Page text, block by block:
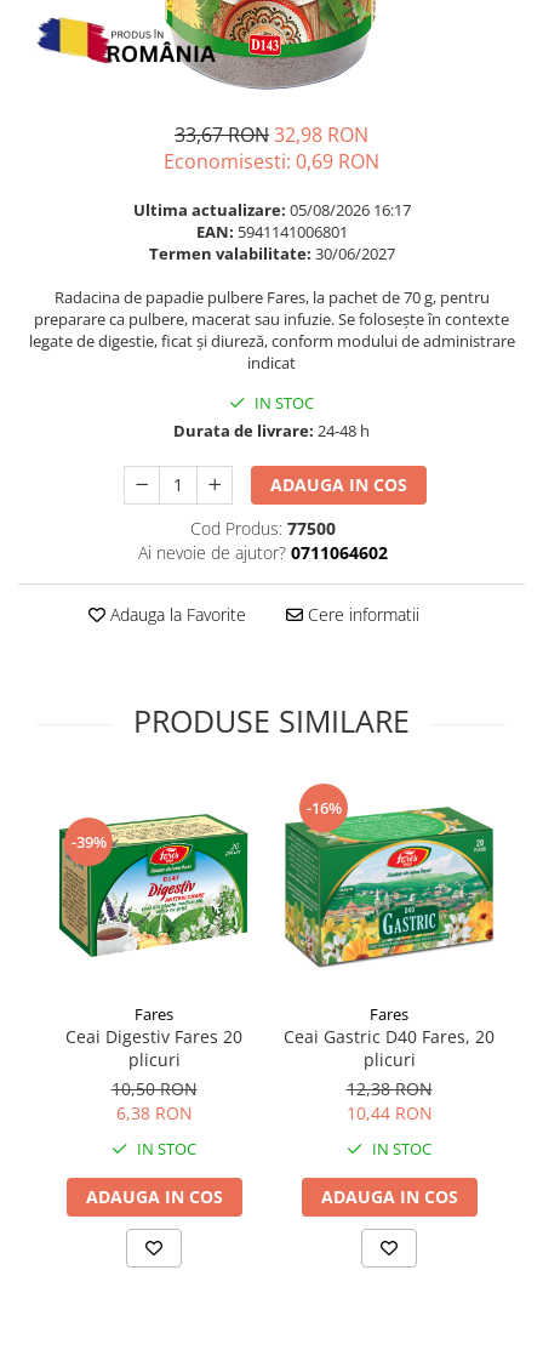
Omega 3
Slabire si control greutate
Somn stres si anxietate
Supliment Calciu
Supliment Vitamina B
Supliment Vitamina C
Supliment Vitamina D3
Supliment Vitamina E
Tuse gat si respiratie
Ingrijire par
Balsam masca si tratament
Produse cu SPF Pentru Fata
33,67 RON32,98 RON
Economisesti: 0,69 RON
Ultima actualizare: 05/08/2026 16:17
EAN: 5941141006801
Termen valabilitate: 30/06/2027
Radacina de papadie pulbere Fares, la pachet de 70 g, pentru
preparare ca pulbere, macerat sau infuzie. Se folosește în contexte
legate de digestie, ficat și diureză, conform modului de administrare
indicat
IN STOC
Durata de livrare: 24-48 h
ADAUGA IN COS
Cod Produs: 77500
Ai nevoie de ajutor? 0711064602
Adauga la Favorite Cere informatii
PRODUSE SIMILARE
-39%
Fares
Ceai Digestiv Fares 20
plicuri
10,50 RON
6,38 RON
IN STOC
ADAUGA IN COS
-16%
Fares
Ceai Gastric D40 Fares, 20
plicuri
12,38 RON
10,44 RON
IN STOC
ADAUGA IN COS